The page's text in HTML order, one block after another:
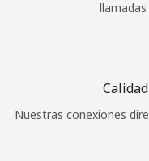
Nuestras conexiones